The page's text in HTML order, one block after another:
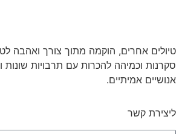
טיולים אחרים, הוקמה מתוך צורך ואהבה
סקרנות וכמיהה להכרות עם תרבויות שונות
אנושיים אמיתיים.
ליצירת קשר